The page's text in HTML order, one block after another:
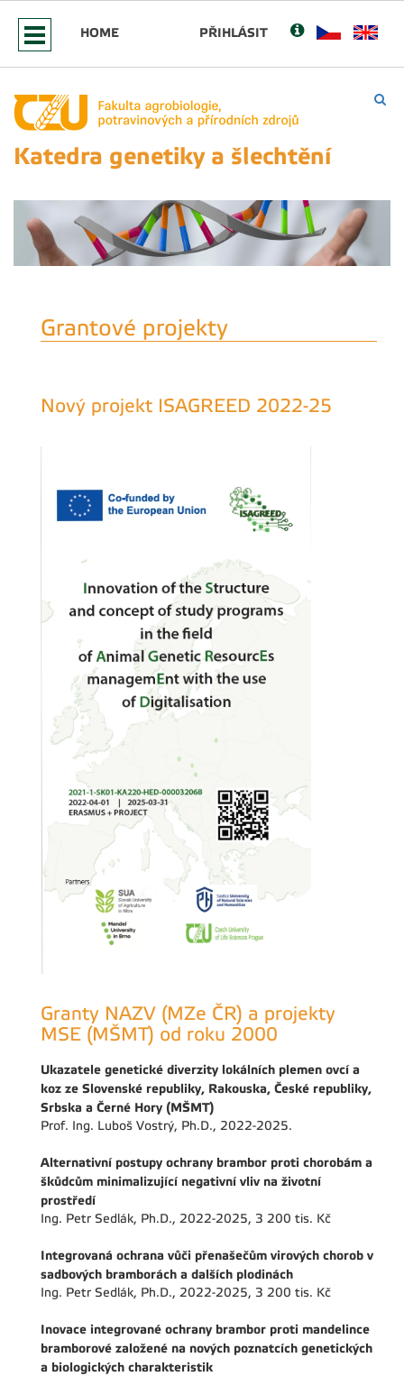
HOME PŘIHLÁSIT
Katedra genetiky a šlechtění
Grantové projekty
Nový projekt ISAGREED 2022-25
Granty NAZV (MZe ČR) a projekty
MSE (MŠMT) od roku 2000
Ukazatele genetické diverzity lokálních plemen ovcí a
koz ze Slovenské republiky, Rakouska, České republiky,
Srbska a Černé Hory (MŠMT)
Prof. Ing. Luboš Vostrý, Ph.D., 2022-2025.
Alternativní postupy ochrany brambor proti chorobám a
škůdcům minimalizující negativní vliv na životní
prostředí
Ing. Petr Sedlák, Ph.D., 2022-2025, 3 200 tis. Kč
Integrovaná ochrana vůči přenašečům virových chorob v
sadbových bramborách a dalších plodinách
Ing. Petr Sedlák, Ph.D., 2022-2025, 3 200 tis. Kč
Inovace integrované ochrany brambor proti mandelince
bramborové založené na nových poznatcích genetických
a biologických charakteristik